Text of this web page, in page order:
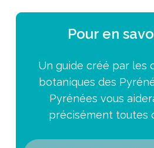
Pour en
Un guide créé par les
botaniques des
Pyrénées vous
précisément toutes